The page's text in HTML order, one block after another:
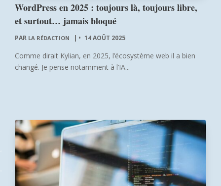
WordPress en 2025 : toujours là, toujours libre,
et surtout… jamais bloqué
PAR LA RÉDACTION | 14 AOÛT 2025
Comme dirait Kylian, en 2025, l’écosystème web il a bien
changé. Je pense notamment à l’IA...